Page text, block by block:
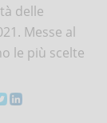
delle
Messe al
le più scelte